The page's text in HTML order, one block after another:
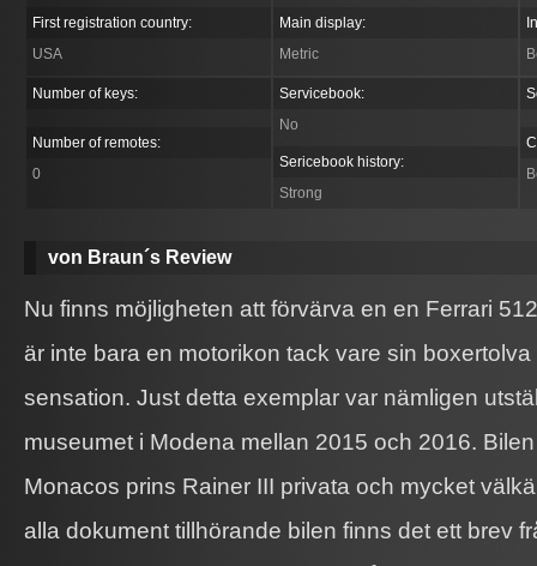
First registration country:
USA
Main display:
Metric
Number of keys:
Number of remotes:
0
Servicebook:
No
Sericebook history:
Strong
von Braun´s Review
Nu finns möjligheten att förvärva en en Ferrari
är inte bara en motorikon tack vare sin
sensation. Just detta exemplar var nämligen
museumet i Modena mellan 2015 och 2016.
Monacos prins Rainer III privata och mycket
alla dokument tillhörande bilen finns det ett brev